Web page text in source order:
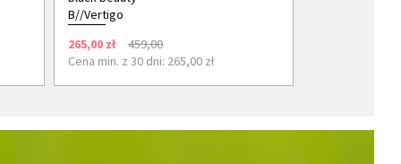
B//Vertigo
265,00 zł
459,00
Cena min. z 30 dni: 265,00 zł